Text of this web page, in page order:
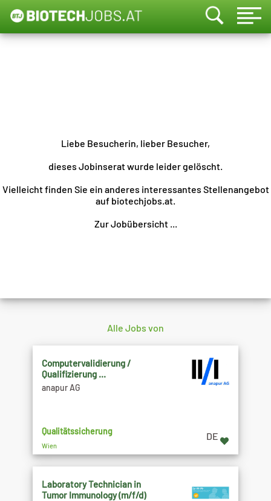
Liebe Besucherin, lieber Besucher,
dieses Jobinserat wurde leider gelöscht.
Vielleicht finden Sie ein anderes interessantes Stellenangebot
auf biotechjobs.at.
Zur Jobübersicht ...
Alle Jobs von
Computervalidierung /
Qualifizierung ...
anapur AG
Qualitätssicherung
Wien
DE
Laboratory Technician in
Tumor Immunology (m/f/d)